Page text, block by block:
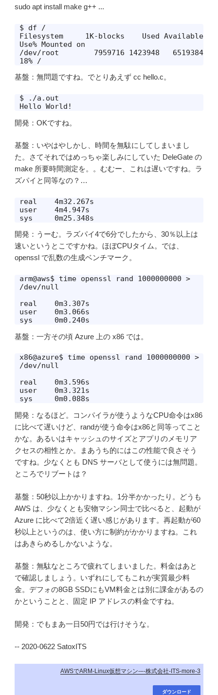
sudo apt install make g++ ...
$ df /
Filesystem     1K-blocks    Used Available
Use% Mounted on
/dev/root        7959716 1423948   6519384
18% /
基盤：無問題ですね。でとりあえず cc hello.c。
$ ./a.out
Hello World!
開発：OKですね。
基盤：いやはやしかし、時間を無駄にしてしまいまし
た。さてそれではめっちゃ楽しみにしていた DeleGate の
make 所要時間測定を。。むむー、これは遅いですね。ラ
ズパイと同等なの？…
real	4m32.267s
user	4m4.947s
sys	0m25.348s
開発：うーむ。ラズパイ4で6分でしたから、30％以上は
速いというとこですかね。ほぼCPUタイム。では、
openssl で乱数の生成ベンチマーク。
arm@aws$ time openssl rand 1000000000 >
/dev/null
real	0m3.307s
user	0m3.066s
基盤：一方その頃 Azure 上の x86 では。
x86@azure$ time openssl rand 1000000000 >
/dev/null
real	0m3.596s
user	0m3.321s
sys	0m0.088s
開発：なるほど。コンパイラが使うようなCPU命令はx86
に比べて遅いけど、randが使う命令はx86と同等ってこと
かな。あるいはキャッシュのサイズとアプリのメモリア
クセスの相性とか。まあうち的にはこの性能で良さそう
ですね。少なくとも DNS サーバとして使うには無問題。
ところでリブートは？
基盤：50秒以上かかりますね。1分半かかったり。どうも
AWS は、少なくとも安物マシン同士で比べると、起動が
Azure に比べて2倍近く遅い感じがあります。再起動が60
秒以上というのは、使い方に制約がかかりますね。これ
はあきらめるしかないような。
基盤：無駄なところで疲れてしまいました。料金はあと
で確認しましょう。いずれにしてもこれが実質最少料
金。デフォの8GB SSDにもVM料金とは別に課金があるの
かということと、固定 IP アドレスの料金ですね。
開発：でもまあ一日50円では行けそうな。
-- 2020-0622 SatoxITS
AWSでARM-Linux仮想マシン-–-株式会社-ITS-more-3
ダウンロード